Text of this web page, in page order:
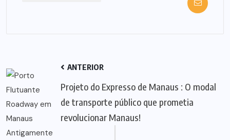
ANTERIOR
Projeto do Expresso de Manaus : O modal
de transporte público que prometia
revolucionar Manaus!